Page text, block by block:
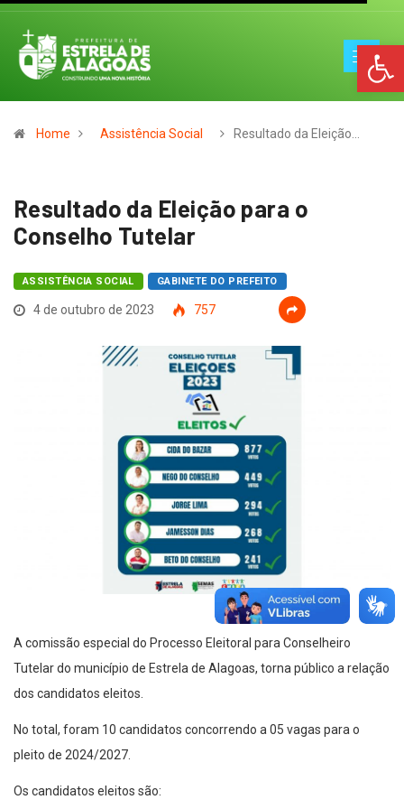
Home Assistência Social Resultado da Eleição…
Resultado da Eleição para o
Conselho Tutelar
ASSISTÊNCIA SOCIAL GABINETE DO PREFEITO
4 de outubro de 2023 757
A comissão especial do Processo Eleitoral para Conselheiro
Tutelar do município de Estrela de Alagoas, torna público a relação
dos candidatos eleitos.
No total, foram 10 candidatos concorrendo a 05 vagas para o
pleito de 2024/2027.
Os candidatos eleitos são: